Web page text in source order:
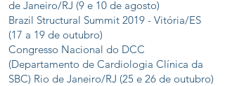
de Janeiro/RJ (9 e 10 de agosto)
Brazil Structural Summit 2019 - Vitória/ES
(17 a 19 de outubro)
Congresso Nacional do DCC
(Departamento de Cardiologia Clínica da
SBC) Rio de Janeiro/RJ (25 e 26 de outubro)